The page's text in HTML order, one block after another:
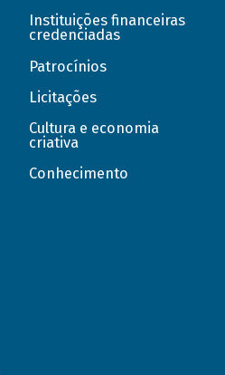
Instituições financeiras
credenciadas
Patrocínios
Licitações
Cultura e economia
criativa
Conhecimento